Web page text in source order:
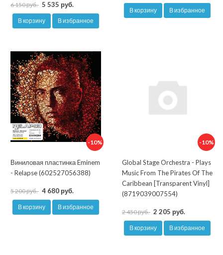
6 150 руб. 5 535 руб.
В корзину В избранное
В корзину В избранное
-10%
Виниловая пластинка Eminem
- Relapse (602527056388)
5 200 руб. 4 680 руб.
В корзину В избранное
-10%
Global Stage Orchestra - Plays
Music From The Pirates Of The
Caribbean [Transparent Vinyl]
(8719039007554)
2 450 руб. 2 205 руб.
В корзину В избранное